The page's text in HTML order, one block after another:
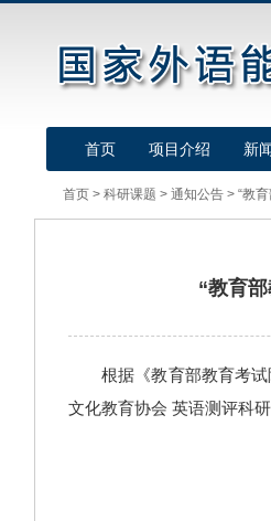
首页 项目介绍 新
首页 > 科研课题 > 通知公告 > “教
“教育
根据《教育部教育考试
文化教育协会 英语测评科